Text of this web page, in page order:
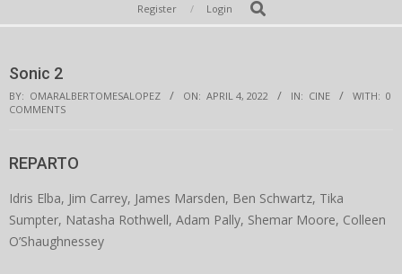
Navigation
Register Login Search
Sonic 2
BY: OMARALBERTOMESALOPEZ ON: APRIL 4, 2022 IN: CINE WITH: 0
COMMENTS
REPARTO
Idris Elba, Jim Carrey, James Marsden, Ben Schwartz, Tika
Sumpter, Natasha Rothwell, Adam Pally, Shemar Moore, Colleen
O’Shaughnessey